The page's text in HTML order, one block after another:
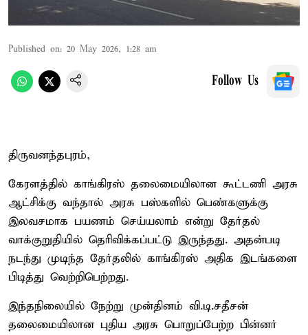
Published on: 20 May 2026, 1:28 am
Follow Us
திருவனந்தபுரம்,
கேரளத்தில் காங்கிரஸ் தலைமையிலான கூட்டணி அரசு
ஆட்சிக்கு வந்தால் அரசு பஸ்களில் பெண்களுக்கு
இலவசமாக பயணம் செய்யலாம் என்று தேர்தல்
வாக்குறுதியில் தெரிவிக்கப்பட்டு இருந்தது. அதன்படி
நடந்து முடிந்த தேர்தலில் காங்கிரஸ் அதிக இடங்களை
பிடித்து வெற்றிபெற்றது.
இந்தநிலையில் நேற்று முன்தினம் வி.டி.சதீசன்
தலைமையிலான புதிய அரசு பொறுப்பேற்ற பின்னர்